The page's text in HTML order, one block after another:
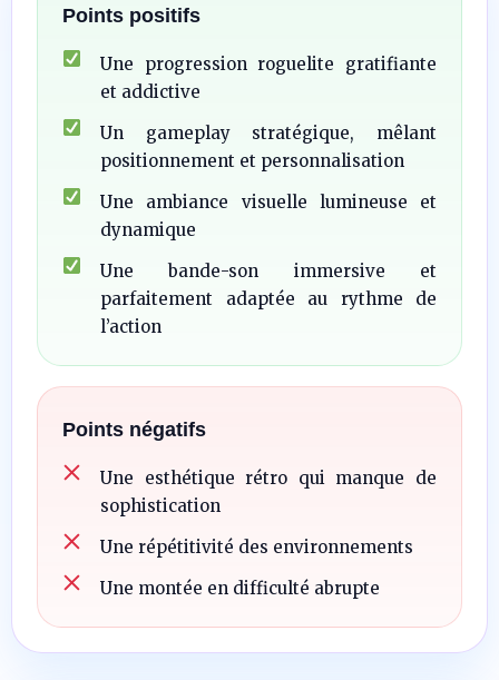
Points positifs
Une progression roguelite gratifiante
et addictive
Un gameplay stratégique, mêlant
positionnement et personnalisation
Une ambiance visuelle lumineuse et
dynamique
Une bande-son immersive et
parfaitement adaptée au rythme de
l’action
Points négatifs
Une esthétique rétro qui manque de
sophistication
Une répétitivité des environnements
Une montée en difficulté abrupte